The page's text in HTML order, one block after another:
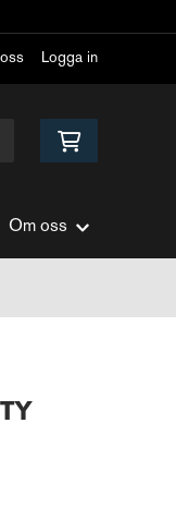
Logga in
Om oss